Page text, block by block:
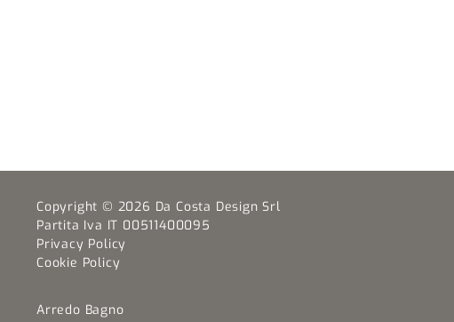
Copyright © 2026 Da Costa Design Srl
Partita Iva IT 00511400095
Privacy Policy
Cookie Policy
Arredo Bagno